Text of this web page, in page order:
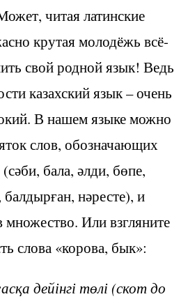
читая латинские
крутая молодёжь всё-
свой родной язык! Ведь
казахский язык – очень
В нашем языке можно
слов, обозначающих
бала, әлди, бөпе,
нәресте), и
множество. Или взгляните
слова «корова, бык»:
дейінгі төлі (скот до